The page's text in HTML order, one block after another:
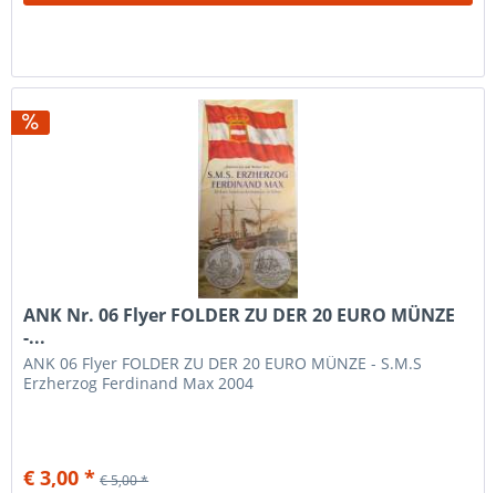
ANK Nr. 06 Flyer FOLDER ZU DER 20 EURO MÜNZE
-...
ANK 06 Flyer FOLDER ZU DER 20 EURO MÜNZE - S.M.S
Erzherzog Ferdinand Max 2004
€ 3,00 * € 5,00 *